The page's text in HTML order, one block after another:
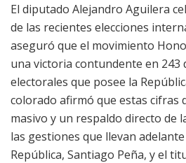
El diputado Alejandro Aguilera
de las recientes elecciones
aseguró que el movimiento
una victoria contundente en 243
electorales que posee la
colorado afirmó que estas cifras
masivo y un respaldo directo de
las gestiones que llevan
República, Santiago Peña, y el